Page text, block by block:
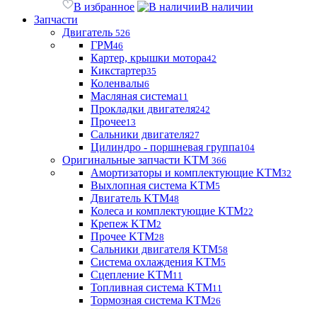
В избранное
В наличии
Запчасти
Двигатель 526
ГРМ46
Картер, крышки мотора42
Кикстартер35
Коленвалы6
Масляная система11
Прокладки двигателя242
Прочее13
Сальники двигателя27
Цилиндро - поршневая группа104
Оригинальные запчасти KTM 366
Амортизаторы и комплектующие KTM32
Выхлопная система KTM5
Двигатель KTM48
Колеса и комплектующие KTM22
Крепеж KTM2
Прочее KTM28
Сальники двигателя KTM58
Система охлаждения KTM5
Сцепление KTM11
Топливная система KTM11
Тормозная система KTM26